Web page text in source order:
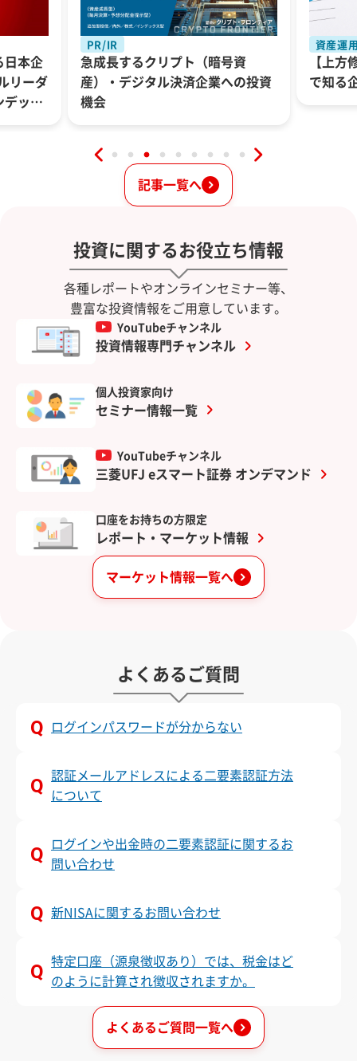
日本企
リーダ
デック
PR/IR
急成長するクリプト（暗号資
産）・デジタル決済企業への投資
機会
資産運
【上方
で知る
記事一覧へ
投資に関するお役立ち情報
各種レポートやオンラインセミナー等、
豊富な投資情報をご用意しています。
YouTubeチャンネル
投資情報専門チャンネル
個人投資家向け
セミナー情報一覧
YouTubeチャンネル
三菱UFJ eスマート証券 オンデマンド
口座をお持ちの方限定
レポート・マーケット情報
マーケット情報一覧へ
よくあるご質問
ログインパスワードが分からない
認証メールアドレスによる二要素認証方法
について
ログインや出金時の二要素認証に関するお
問い合わせ
新NISAに関するお問い合わせ
特定口座（源泉徴収あり）では、税金はど
のように計算され徴収されますか。
よくあるご質問一覧へ